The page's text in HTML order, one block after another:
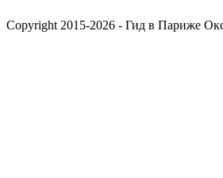
Copyright 2015-2026 - Гид в Париже